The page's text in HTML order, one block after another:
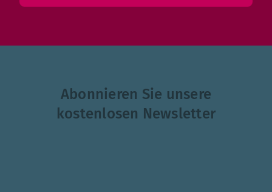
Abonnieren Sie unsere
kostenlosen Newsletter